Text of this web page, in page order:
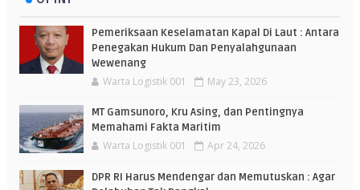
Pemeriksaan Keselamatan Kapal Di Laut : Antara
Penegakan Hukum Dan Penyalahgunaan
Wewenang
Warta Logistik 001 May 23, 2026
MT Gamsunoro, Kru Asing, dan Pentingnya
Memahami Fakta Maritim
Warta Logistik 001 Apr 24, 2026
DPR RI Harus Mendengar dan Memutuskan : Agar